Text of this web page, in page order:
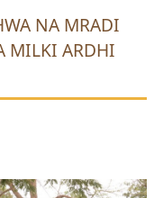
NA MRADI
MILKI ARDHI